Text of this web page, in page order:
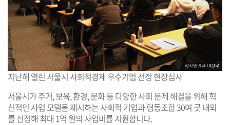
지난해 열린 서울시 사회적경제 우수기업 선정 현장심사
서울시가 주거, 보육, 환경, 문화 등 다양한 사회 문제 해결을 위해 혁
신적인 사업 모델을 제시하는 사회적 기업과 협동조합 30여 곳 내외
를 선정해 최대 1억 원의 사업비를 지원합니다.